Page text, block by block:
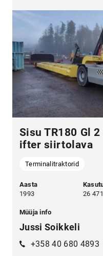
Sisu TR180 Gl
ifter siirtolava
Terminalitraktorid
Aasta
1993
26
Müüja info
Jussi Soikkeli
+358 40 680 4893